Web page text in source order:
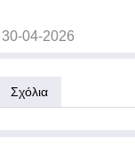
30-04-2026
Σχόλια